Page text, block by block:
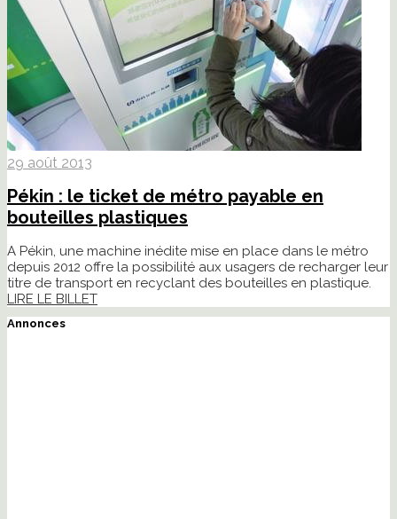
29 août 2013
Pékin : le ticket de métro payable en
bouteilles plastiques
A Pékin, une machine inédite mise en place dans le métro
depuis 2012 offre la possibilité aux usagers de recharger leur
titre de transport en recyclant des bouteilles en plastique.
LIRE LE BILLET
Annonces